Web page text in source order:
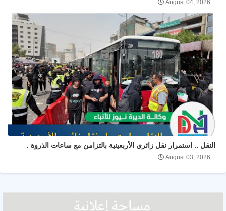
August 04, 2026
النقل .. استمرار نقل زائري الأربعينية بالتزامن مع ساعات الذروة .
August 03, 2026